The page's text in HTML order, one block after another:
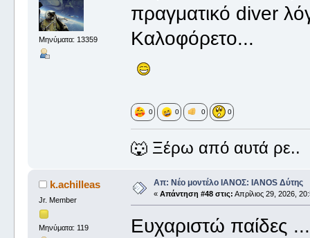
Μηνύματα: 13359
πραγματικό diver
Καλοφόρετο...
0 0 0 0
🐺 Ξέρω από αυτά ρε..
k.achilleas
Jr. Member
Μηνύματα: 119
Απ: Νέο μοντέλο ΙΑΝΟΣ: IANOS Δύτης
« Απάντηση #48 στις: Απρίλιος 29, 2026,
Ευχαριστώ παίδες